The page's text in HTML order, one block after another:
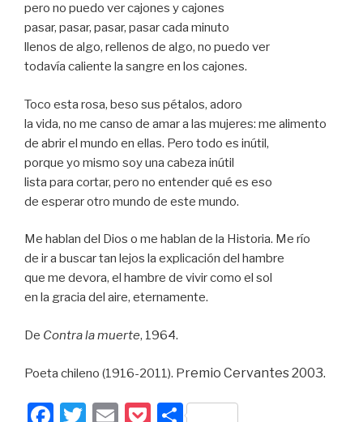
pero no puedo ver cajones y cajones
pasar, pasar, pasar, pasar cada minuto
llenos de algo, rellenos de algo, no puedo ver
todavía caliente la sangre en los cajones.
Toco esta rosa, beso sus pétalos, adoro
la vida, no me canso de amar a las mujeres: me alimento
de abrir el mundo en ellas. Pero todo es inútil,
porque yo mismo soy una cabeza inútil
lista para cortar, pero no entender qué es eso
de esperar otro mundo de este mundo.
Me hablan del Dios o me hablan de la Historia. Me río
de ir a buscar tan lejos la explicación del hambre
que me devora, el hambre de vivir como el sol
en la gracia del aire, eternamente.
De Contra la muerte, 1964.
Poeta chileno (1916-2011). Premio Cervantes 2003.
F
T
E
P P